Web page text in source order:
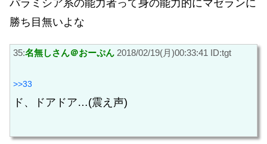
パラミシア系の能力者って身の能力的にマゼランに
勝ち目無いよな
35:名無しさん＠おーぷん 2018/02/19(月)00:33:41 ID:tgt
>>33
ド、ドアドア…(震え声)